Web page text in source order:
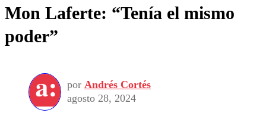
Mon Laferte: “Tenía el mismo
poder”
por Andrés Cortés
agosto 28, 2024